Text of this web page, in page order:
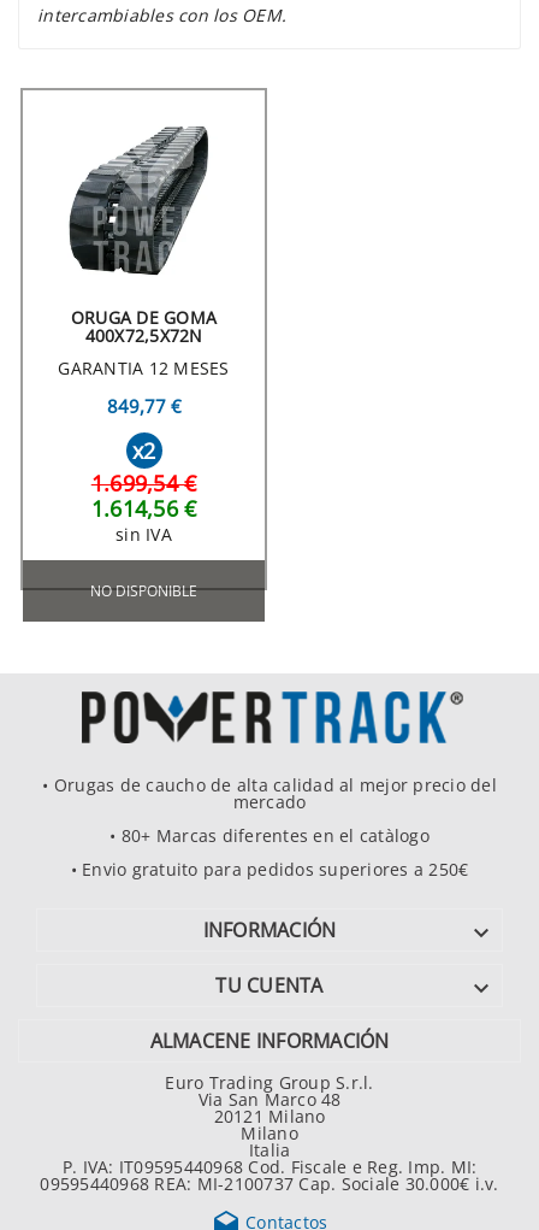
intercambiables con los OEM.
ORUGA DE GOMA
400X72,5X72N
GARANTIA 12 MESES
849,77 €
x2
1.699,54 €
1.614,56 €
sin IVA
NO DISPONIBLE
• Orugas de caucho de alta calidad al mejor precio del
mercado
• 80+ Marcas diferentes en el catàlogo
• Envio gratuito para pedidos superiores a 250€
INFORMACIÓN 
TU CUENTA 
ALMACENE INFORMACIÓN
Euro Trading Group S.r.l.
Via San Marco 48
20121 Milano
Milano
Italia
P. IVA: IT09595440968 Cod. Fiscale e Reg. Imp. MI:
09595440968 REA: MI-2100737 Cap. Sociale 30.000€ i.v.
Contactos